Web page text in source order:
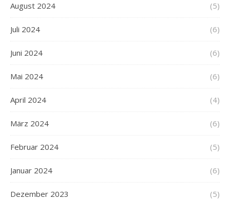
August 2024 (5)
Juli 2024 (6)
Juni 2024 (6)
Mai 2024 (6)
April 2024 (4)
März 2024 (6)
Februar 2024 (5)
Januar 2024 (6)
Dezember 2023 (5)